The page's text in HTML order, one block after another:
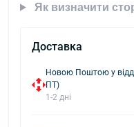
Як визначити
Доставка
Новою Поштою у
ПТ)
1-2 дні